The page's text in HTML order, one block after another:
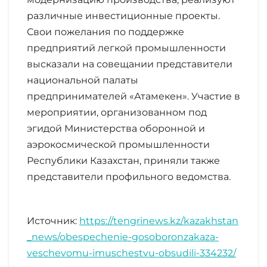
различные инвестиционные проекты.
Свои пожелания по поддержке
предприятий легкой промышленности
высказали на совещании представители
национальной палаты
предпринимателей «Атамекен». Участие в
мероприятии, организованном под
эгидой Министерства оборонной и
аэрокосмической промышленности
Республики Казахстан, приняли также
представители профильного ведомства.
Источник: https://tengrinews.kz/kazakhstan
_news/obespechenie-gosoboronzakaza-
veschevomu-imuschestvu-obsudili-334232/